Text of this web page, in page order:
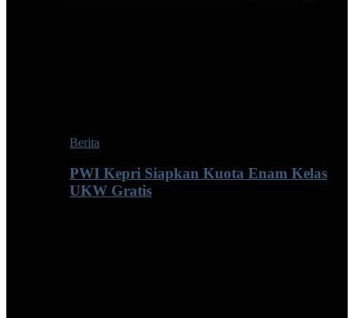
Berita
PWI Kepri Siapkan Kuota Enam Kelas
UKW Gratis